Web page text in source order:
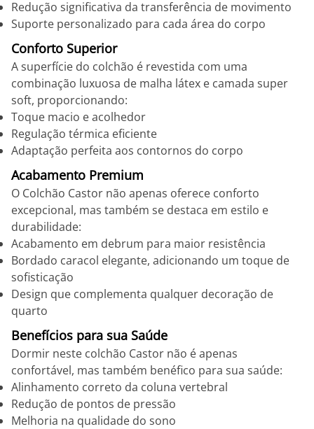
Redução significativa da transferência de movimento
Suporte personalizado para cada área do corpo
Conforto Superior
A superfície do colchão é revestida com uma
combinação luxuosa de malha látex e camada super
soft, proporcionando:
Toque macio e acolhedor
Regulação térmica eficiente
Adaptação perfeita aos contornos do corpo
Acabamento Premium
O Colchão Castor não apenas oferece conforto
excepcional, mas também se destaca em estilo e
durabilidade:
Acabamento em debrum para maior resistência
Bordado caracol elegante, adicionando um toque de
sofisticação
Design que complementa qualquer decoração de
quarto
Benefícios para sua Saúde
Dormir neste colchão Castor não é apenas
confortável, mas também benéfico para sua saúde:
Alinhamento correto da coluna vertebral
Redução de pontos de pressão
Melhoria na qualidade do sono